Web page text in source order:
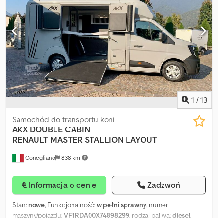
Uwagi = Stan Po remoncie: × = Dalsze informacje = Informacje
ogólne Liczba drzwi: 2 Numer rejestracyjny: 2DTT649 Informacje
techniczne Liczba cylindrów: 4 Pojemność silnika: 2 179 cm³ Oś
przednia: Maks. nacisk na oś: 1 520 kg; Skrętna Oś tylna: Bliźniacze
koła; Maks. nacisk na oś: 920 kg Marka silnika: PEUGEOT Wagi
Masa własna: 2 440 kg Ładowność: 1 060 kg Dopuszczalna masa
całkowita: 3 500 kg Funkcjonalność Marka zabudowy: EQUI-TREK
SONIC EXCEL Stan Stan techniczny: bardzo dobry Stan wizualny:
bardzo dobry Uszkodzenia: brak
1 / 13
Conegliano 838 km
Samochód do transportu koni
AKX DOUBLE CABIN
RENAULT MASTER STALLION LAYOUT
Informacja o cenie Zadzwoń
Stan: nowe, Funkcjonalność:w pełni sprawny, numer
maszyny/pojazdu:VF1RDA00X74898299, rodzaj paliwa:diesel,